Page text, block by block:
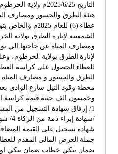
التاريخ 2025/6/25م
هيئة الطرق والجسور ومصارف
عطاء (6) للعام
الشمسية لإنارة الطرق بولاية
ومصارف المياه عن حاجتها الي
لإنارة الطرق بولاية الخرطوم،
للعطاء الحصول على كراسة
وخمسون الف جنية قيمة كراسة
جملة العرض المالي المقدم
ضمان بنكي خطاب ضمان بنكي او